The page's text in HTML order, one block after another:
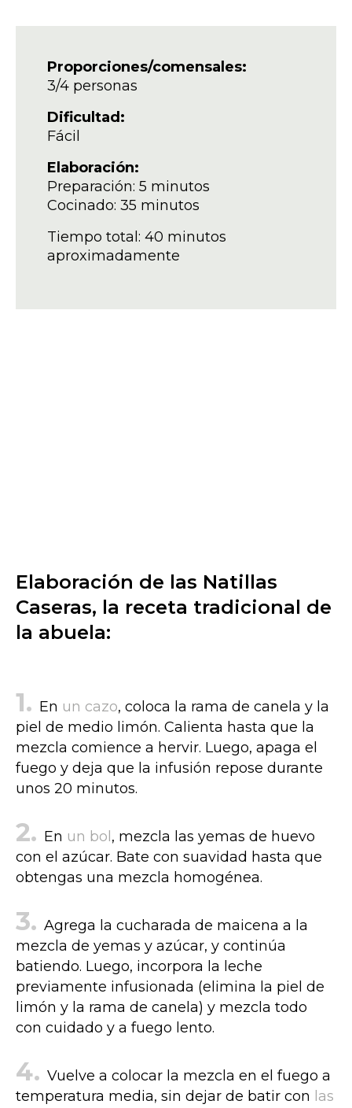
Proporciones/comensales:
3/4 personas
Dificultad:
Fácil
Elaboración:
Preparación: 5 minutos
Cocinado: 35 minutos
Tiempo total: 40 minutos
aproximadamente
Elaboración de las Natillas
Caseras, la receta tradicional de
la abuela:
En un cazo, coloca la rama de canela y la
piel de medio limón. Calienta hasta que la
mezcla comience a hervir. Luego, apaga el
fuego y deja que la infusión repose durante
unos 20 minutos.
En un bol , mezcla las yemas de huevo
con el azúcar. Bate con suavidad hasta que
obtengas una mezcla homogénea.
Agrega la cucharada de maicena a la
mezcla de yemas y azúcar, y continúa
batiendo. Luego, incorpora la leche
previamente infusionada (elimina la piel de
limón y la rama de canela) y mezcla todo
con cuidado y a fuego lento.
Vuelve a colocar la mezcla en el fuego a
temperatura media, sin dejar de batir con las